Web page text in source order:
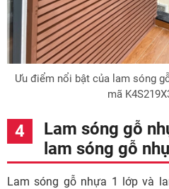
Ưu điểm nổi bật của lam sóng
mã
Lam sóng gỗ
lam sóng gỗ
Lam sóng gỗ nhựa 1 lớp và